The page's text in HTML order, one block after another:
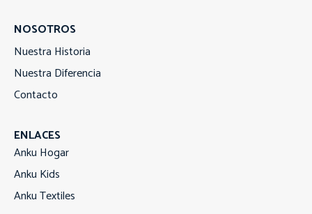
NOSOTROS
Nuestra Historia
Nuestra Diferencia
Contacto
ENLACES
Anku Hogar
Anku Kids
Anku Textiles